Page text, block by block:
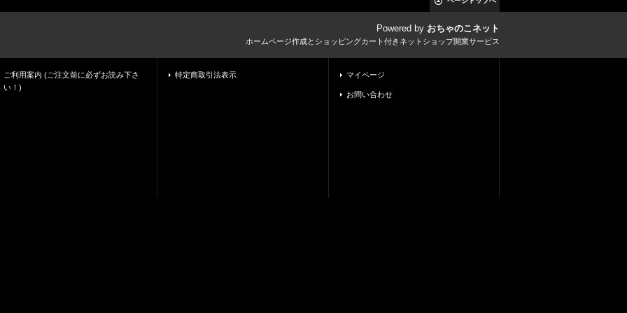
Powered by おちゃのこネット
ホームページ作成とショッピングカート付きネットショップ開業サービス
ご利用案内 (ご注文前に必ずお読み下さ
い！)
特定商取引法表示 マイページ
お問い合わせ